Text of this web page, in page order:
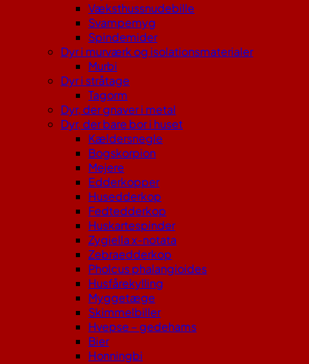
Væksthussnudebille
Svampemyg
Spindemider
Dyr i murværk og isolationsmaterialer
Murbi
Dyr i stråtage
Tagorm
Dyr, der gnaver i metal
Dyr, der bare bor i huset
Kældersnegle
Bogskorpion
Mejere
Edderkopper
Husedderkop
Fedtedderkop
Huskartespinder
Zygiella x-notata
Zebraedderkop
Pholcus phalangioides
Husfårekylling
Myggetæge
Skimmelbiller
Hvepse – gedehams
Bier
Honningbi